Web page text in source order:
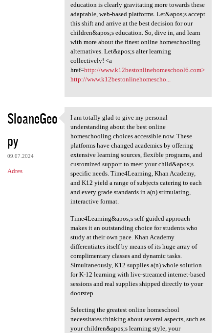
education is clearly gravitating more towards these
adaptable, web-based platforms. Let&apos;s accept
this shift and arrive at the best decision for our
children&apos;s education. So, dive in, and learn
with more about the finest online homeschooling
alternatives. Let&apos;s alter learning
collectively! <a
href=http://www.k12bestonlinehomeschool6.com>
http://www.k12bestonlinehomescho...
SloaneGeo
py
09.07.2024
Adres
I am totally glad to give my
I am totally glad to give my personal
understanding about the best online
homeschooling choices accessible now. These
platforms have changed academics by offering
extensive learning sources, flexible programs, and
customized support to meet your child&apos;s
specific needs. Time4Learning, Khan Academy,
and K12 yield a range of subjects catering to each
and every grade standards in a(n) stimulating,
interactive format.
Time4Learning&apos;s self-guided approach
makes it an outstanding choice for students who
study at their own pace. Khan Academy
differentiates itself by means of its huge array of
complimentary classes and dynamic tasks.
Simultaneously, K12 supplies a(n) whole solution
for K-12 learning with live-streamed internet-based
sessions and real supplies shipped directly to your
doorstep.
Selecting the greatest online homeschool
necessitates thinking about several aspects, such as
your children&apos;s learning style, your